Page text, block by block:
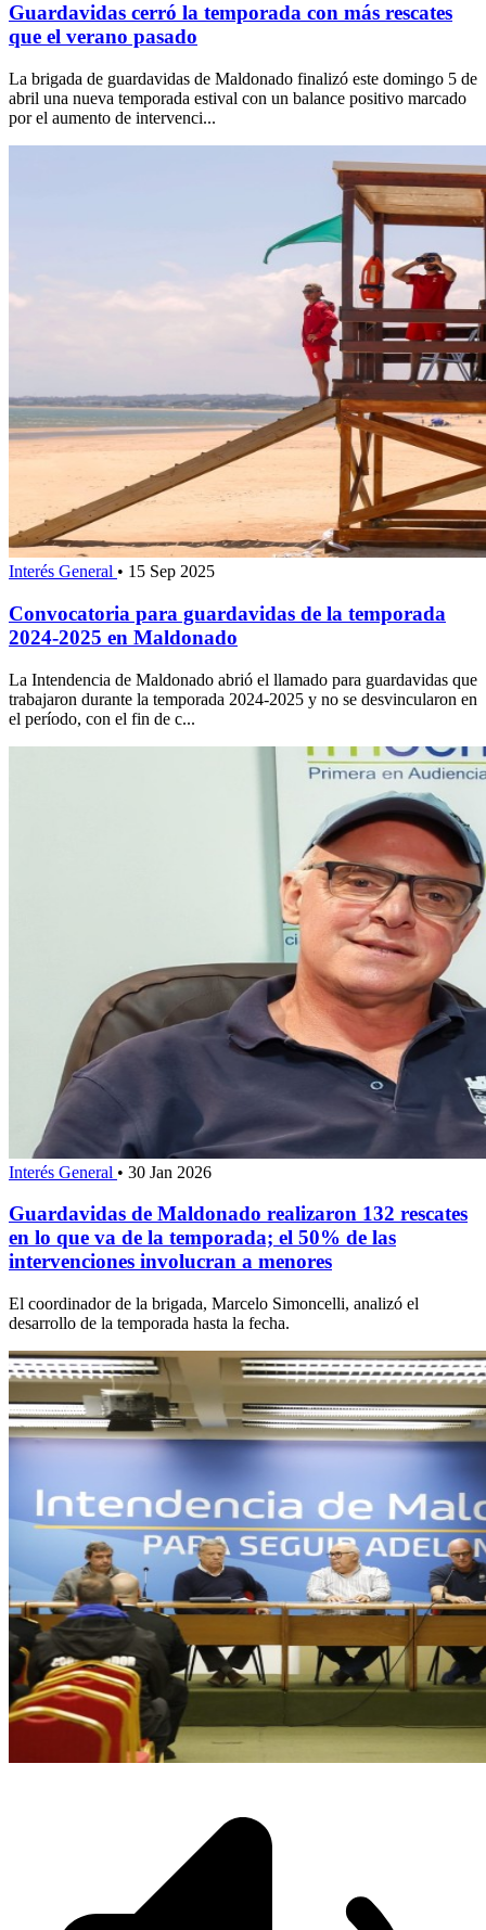
Guardavidas cerró la temporada con más rescates
que el verano pasado
La brigada de guardavidas de Maldonado finalizó este domingo 5 de
abril una nueva temporada estival con un balance positivo marcado
por el aumento de intervenci...
Interés General • 15 Sep 2025
Convocatoria para guardavidas de la temporada
2024-2025 en Maldonado
La Intendencia de Maldonado abrió el llamado para guardavidas que
trabajaron durante la temporada 2024-2025 y no se desvincularon en
el período, con el fin de c...
Interés General • 30 Jan 2026
Guardavidas de Maldonado realizaron 132 rescates
en lo que va de la temporada; el 50% de las
intervenciones involucran a menores
El coordinador de la brigada, Marcelo Simoncelli, analizó el
desarrollo de la temporada hasta la fecha.